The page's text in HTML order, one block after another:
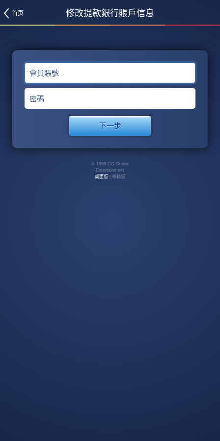
首页 修改提款銀行賬戶信息
會員賬號
密碼
© 1999 CC Online
Entertainment
桌面版 | 移動版